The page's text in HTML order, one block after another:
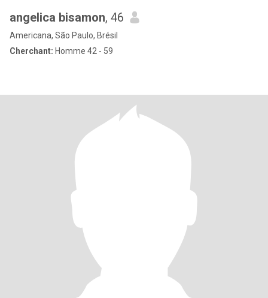
angelica bisamon, 46
Americana, São Paulo, Brésil
Cherchant: Homme 42 - 59